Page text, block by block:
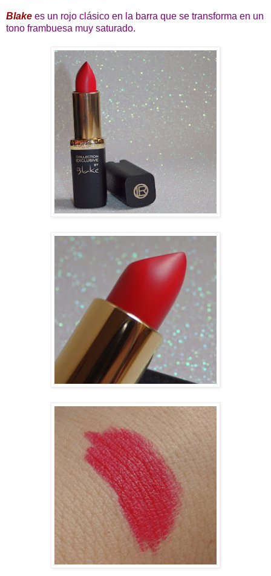
Blake es un rojo clásico en la barra que se transforma en un
tono frambuesa muy saturado.